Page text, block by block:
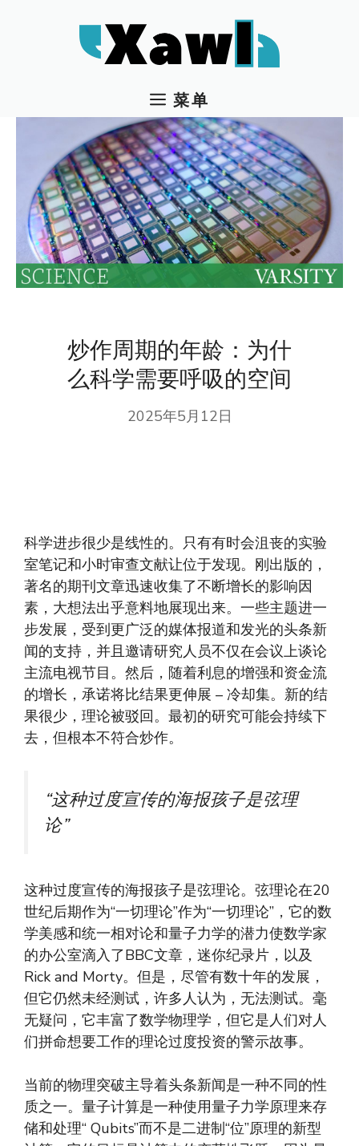
菜单
炒作周期的年龄：为什
么科学需要呼吸的空间
2025年5月12日
科学进步很少是线性的。只有有时会沮丧的实验
室笔记和小时审查文献让位于发现。刚出版的，
著名的期刊文章迅速收集了不断增长的影响因
素，大想法出乎意料地展现出来。一些主题进一
步发展，受到更广泛的媒体报道和发光的头条新
闻的支持，并且邀请研究人员不仅在会议上谈论
主流电视节目。然后，随着利息的增强和资金流
的增长，承诺将比结果更伸展 – 冷却集。新的结
果很少，理论被驳回。最初的研究可能会持续下
去，但根本不符合炒作。
“这种过度宣传的海报孩子是弦理
论”
这种过度宣传的海报孩子是弦理论。弦理论在20
世纪后期作为“一切理论”作为“一切理论”，它的数
学美感和统一相对论和量子力学的潜力使数学家
的办公室滴入了BBC文章，迷你纪录片，以及
Rick and Morty。但是，尽管有数十年的发展，
但它仍然未经测试，许多人认为，无法测试。毫
无疑问，它丰富了数学物理学，但它是人们对人
们拼命想要工作的理论过度投资的警示故事。
当前的物理突破主导着头条新闻是一种不同的性
质之一。量子计算是一种使用量子力学原理来存
储和处理“ Qubits”而不是二进制“位”原理的新型